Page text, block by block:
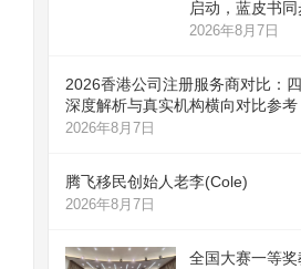
启动，蓝皮书同
2026年8月7日
2026香港公司注册服务商对比：
深度解析与真实机构横向对比参考
2026年8月7日
腾飞移民创始人老李(Cole)
2026年8月7日
全国大赛一等奖